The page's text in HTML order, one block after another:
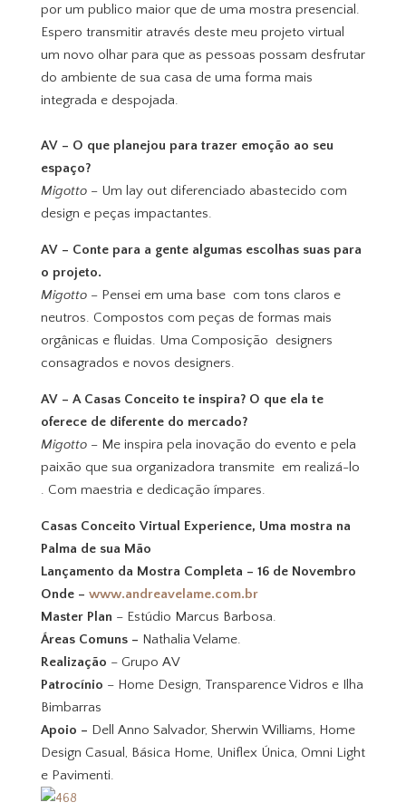
por um publico maior que de uma mostra presencial.
Espero transmitir através deste meu projeto virtual
um novo olhar para que as pessoas possam desfrutar
do ambiente de sua casa de uma forma mais
integrada e despojada.
AV – O que planejou para trazer emoção ao seu
espaço?
Migotto – Um lay out diferenciado abastecido com
design e peças impactantes.
AV – Conte para a gente algumas escolhas suas para
o projeto.
Migotto – Pensei em uma base com tons claros e
neutros. Compostos com peças de formas mais
orgânicas e fluidas. Uma Composição designers
consagrados e novos designers.
AV – A Casas Conceito te inspira? O que ela te
oferece de diferente do mercado?
Migotto – Me inspira pela inovação do evento e pela
paixão que sua organizadora transmite em realizá-lo
. Com maestria e dedicação ímpares.
Casas Conceito Virtual Experience, Uma mostra na
Palma de sua Mão
Lançamento da Mostra Completa – 16 de Novembro
Onde – www.andreavelame.com.br
Master Plan – Estúdio Marcus Barbosa.
Áreas Comuns – Nathalia Velame.
Realização – Grupo AV
Patrocínio – Home Design, Transparence Vidros e Ilha
Bimbarras
Apoio – Dell Anno Salvador, Sherwin Williams, Home
Design Casual, Básica Home, Uniflex Única, Omni Light
e Pavimenti.